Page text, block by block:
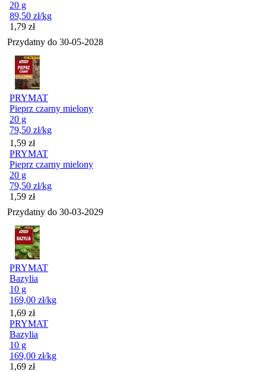
20 g
89,50 zł/kg
Cena
1,79 zł
Przydatny do 30-05-2028
PRYMAT
Pieprz czarny mielony
20 g
79,50 zł/kg
Cena
1,59 zł
PRYMAT
Pieprz czarny mielony
20 g
79,50 zł/kg
Cena
1,59 zł
Przydatny do 30-03-2029
PRYMAT
Bazylia
10 g
169,00 zł/kg
Cena
1,69 zł
PRYMAT
Bazylia
10 g
169,00 zł/kg
Cena
1,69 zł